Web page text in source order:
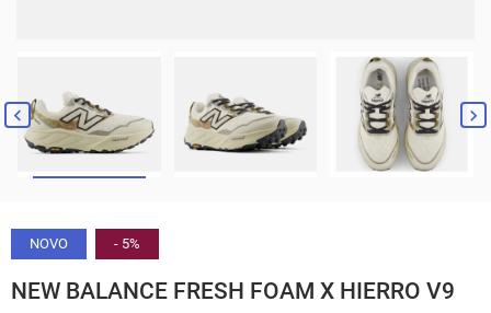
 
NOVO - 5%
NEW BALANCE FRESH FOAM X HIERRO V9